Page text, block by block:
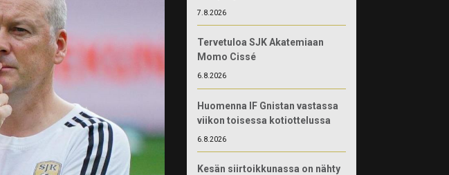
7.8.2026
Tervetuloa SJK Akatemiaan
Momo Cissé
6.8.2026
Huomenna IF Gnistan vastassa
viikon toisessa kotiottelussa
6.8.2026
Kesän siirtoikkunassa on nähty